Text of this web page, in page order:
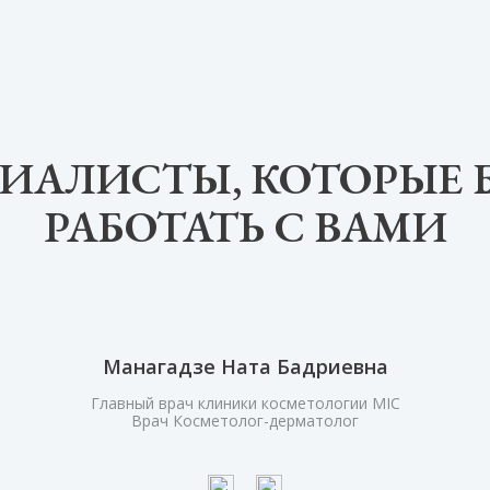
КОТОРЫЕ
РАБОТАТЬ С ВАМИ
Манагадзе Ната Бадриевна
Главный врач клиники косметологии MIC
Врач Косметолог-дерматолог